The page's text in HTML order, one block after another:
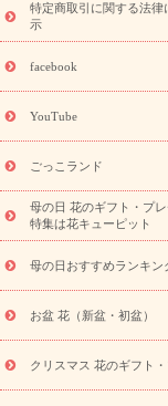
ペーン
「きょう誕
探す
誕生日フラ
日フラワーギフト商品
誕生花(トルコキキョ
ギフト
用途から探す お
一覧
お祝い
結婚記念日
結婚
祝い・長寿祝い
プ
元・暑中見舞い
敬
お供え
お供え・お
十九日法要以降に贈る
お盆（新盆・初盆）
プリザーブドフラワー
特定商取引に関する法律
示
facebook
YouTube
ごっこランド
母の日 花のギフト・プレ
特集は花キューピット
母の日おすすめランキン
お盆 花（新盆・初盆）
クリスマス 花のギフト・